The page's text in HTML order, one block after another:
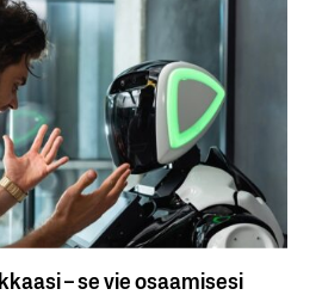
– se vie osaamisesi